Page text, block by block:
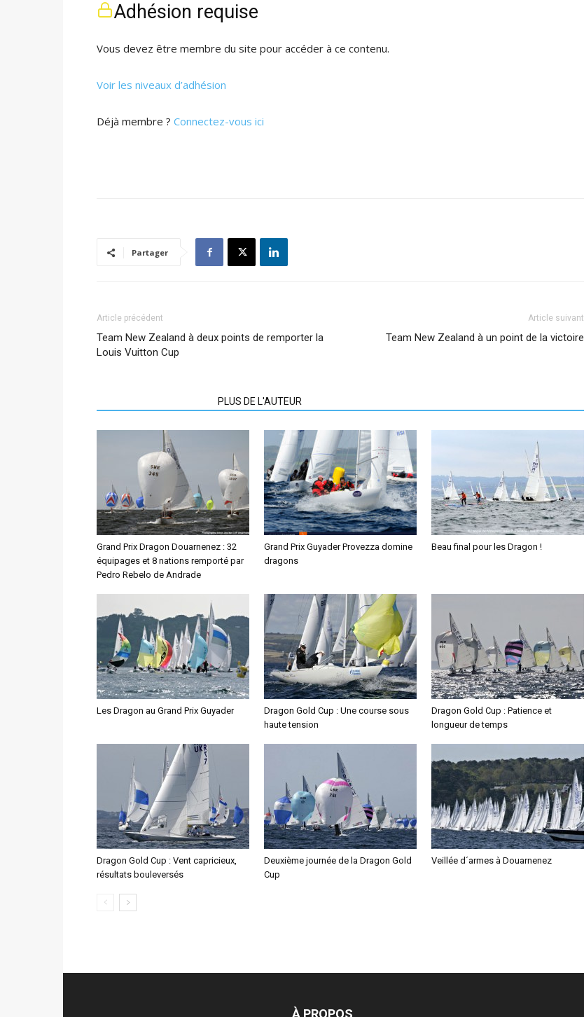
Adhésion requise
Vous devez être membre du site pour accéder à ce contenu.
Voir les niveaux d’adhésion
Déjà membre ? Connectez-vous ici
Partager
Article précédent
Team New Zealand à deux points de remporter la
Louis Vuitton Cup
Article suivant
Team New Zealand à un point de la victoire
PLUS DE L'AUTEUR
Grand Prix Dragon Douarnenez : 32
équipages et 8 nations remporté par
Pedro Rebelo de Andrade
Grand Prix Guyader Provezza domine
dragons
Beau final pour les Dragon !
Les Dragon au Grand Prix Guyader
Dragon Gold Cup : Une course sous
haute tension
Dragon Gold Cup : Patience et
longueur de temps
Dragon Gold Cup : Vent capricieux,
résultats bouleversés
Deuxième journée de la Dragon Gold
Cup
Veillée d´armes à Douarnenez
À PROPOS